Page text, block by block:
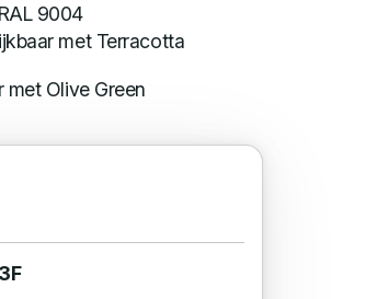
9004
met Terracotta
Olive Green